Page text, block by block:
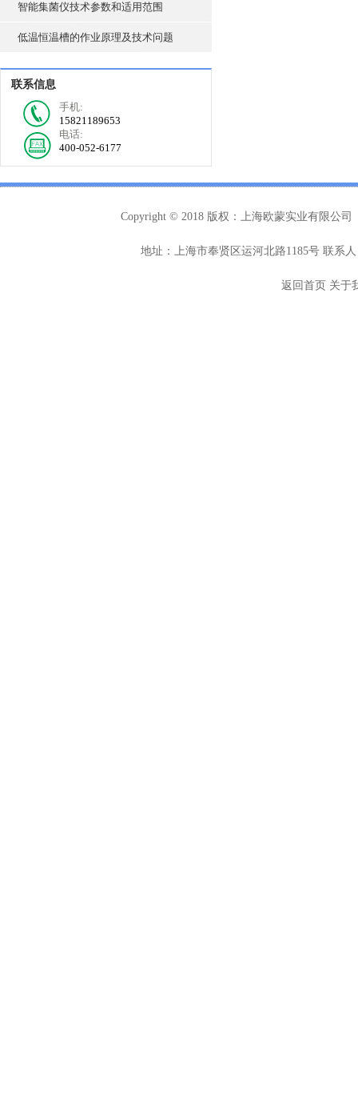
智能集菌仪技术参数和适用范围
低温恒温槽的作业原理及技术问题
联系信息
手机:
15821189653
电话:
400-052-6177
Copyright © 2018 版权：上海欧蒙实业有限公司
地址：上海市奉贤区运河北路1185号 联系
返回首页 关于